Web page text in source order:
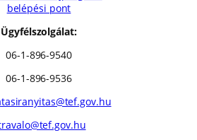
belépési pont
Ügyfélszolgálat:
06-1-896-9540
06-1-896-9536